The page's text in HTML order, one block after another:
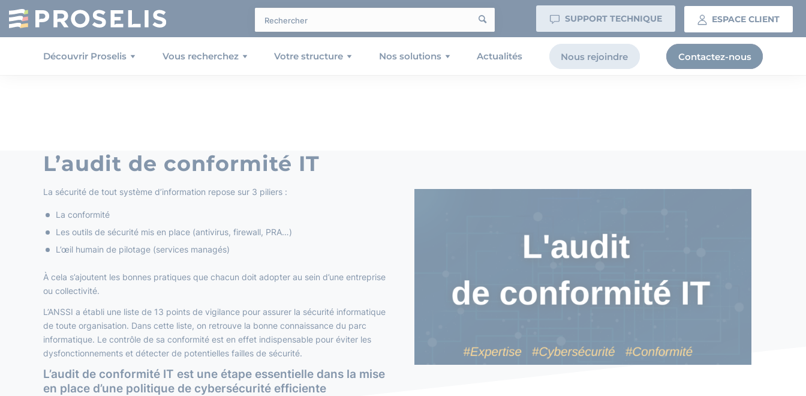
SUPPORT TECHNIQUE ESPACE CLIENT
Découvrir Proselis Vous recherchez Votre structure Nos solutions Actualités Nous rejoindre Contactez-nous
L’audit de conformité IT
La sécurité de tout système d’information repose sur 3 piliers :
La conformité
Les outils de sécurité mis en place (antivirus, firewall, PRA…)
L’œil humain de pilotage (services managés)
À cela s’ajoutent les bonnes pratiques que chacun doit adopter au sein d’une entreprise
ou collectivité.
L’ANSSI a établi une liste de 13 points de vigilance pour assurer la sécurité informatique
de toute organisation. Dans cette liste, on retrouve la bonne connaissance du parc
informatique. Le contrôle de sa conformité est en effet indispensable pour éviter les
dysfonctionnements et détecter de potentielles failles de sécurité.
L’audit de conformité IT est une étape essentielle dans la mise
en place d’une politique de cybersécurité efficiente